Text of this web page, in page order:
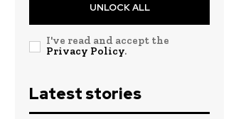
UNLOCK ALL
I've read and accept the
Privacy Policy.
Latest stories